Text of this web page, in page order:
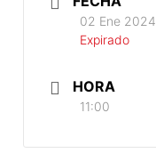
02 Ene 2024
Expirado
HORA
11:00